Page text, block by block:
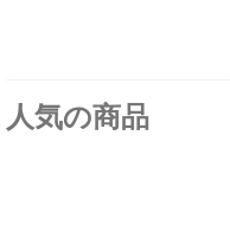
人気の商品